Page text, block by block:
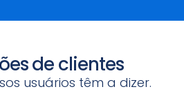
de clientes
usuários têm a dizer.